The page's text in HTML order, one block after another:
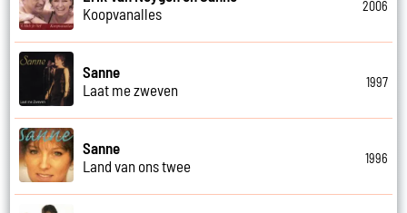
Koopvanalles
2006
Sanne
Laat me zweven
1997
Sanne
Land van ons twee
1996